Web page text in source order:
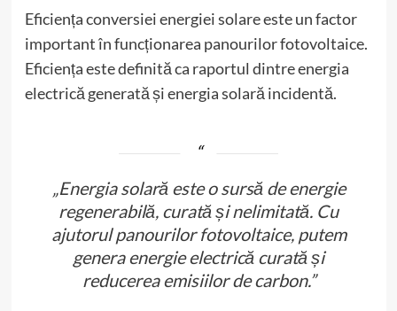
Eficiența conversiei energiei solare este un factor
important în funcționarea panourilor fotovoltaice.
Eficiența este definită ca raportul dintre energia
electrică generată și energia solară incidentă.
„Energia solară este o sursă de energie
regenerabilă, curată și nelimitată. Cu
ajutorul panourilor fotovoltaice, putem
genera energie electrică curată și
reducerea emisiilor de carbon.”